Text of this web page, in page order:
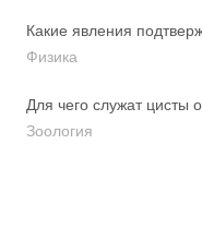
Какие явления
Физика
Для чего служат цисты
Зоология